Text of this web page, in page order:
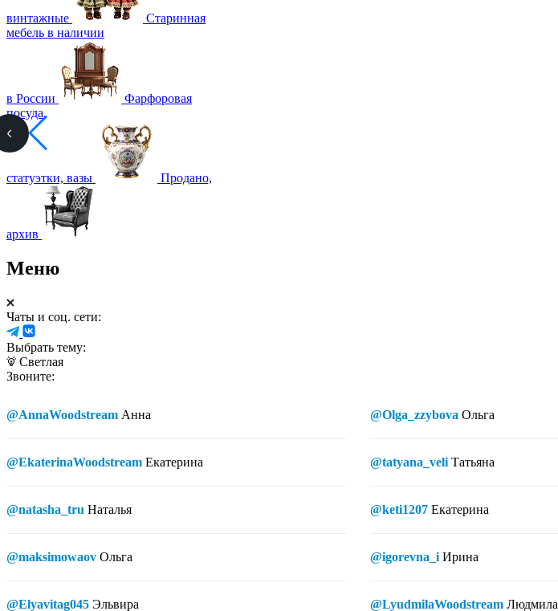
винтажные
Старинная
мебель в наличии
в России
Фарфоровая
посуда,
статуэтки, вазы Продано,
архив
Меню
Чаты и соц. сети:
Выбрать тему:
Светлая
Звоните:
@AnnaWoodstream Анна
@EkaterinaWoodstream Екатерина
@natasha_tru Наталья
@maksimowaov Ольга
@Elyavitag045 Эльвира
@Olga_zzybova Ольга
@tatyana_veli Татьяна
@keti1207 Екатерина
@igorevna_i Ирина
@LyudmilaWoodstream Людмила